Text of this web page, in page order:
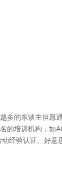
多的东谈主但
培训机构，
经验认证、好意